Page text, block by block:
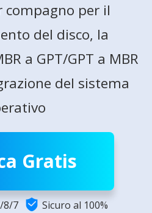
per il
del disco, la
a GPT/GPT a MBR
del sistema
Gratis
8/7  Sicuro al 100%